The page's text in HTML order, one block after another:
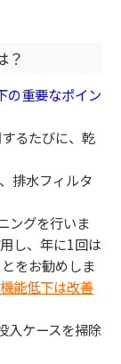
？
の重要なポイン
るたびに、乾
排水フィルタ
ングを行いま
し、年に1回は
をお勧めしま
能低下は改善
入ケースを掃除